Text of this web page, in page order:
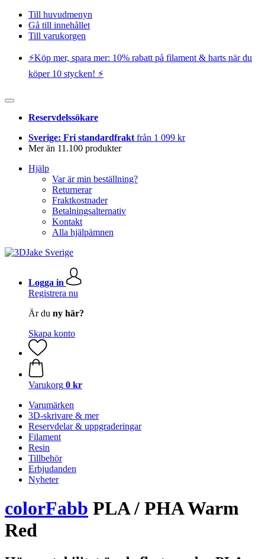
Till huvudmenyn
Gå till innehållet
Till varukorgen
⚡️Köp mer, spara mer: 10% rabatt på filament & harts när du
köper 10 stycken! ⚡️
Reservdelssökare
Sverige: Fri standardfrakt från 1 099 kr
Mer än 11.100 produkter
Hjälp
Var är min beställning?
Returnerar
Fraktkostnader
Betalningsalternativ
Kontakt
Alla hjälpämnen
Logga in
Registrera nu
Är du ny här?
Skapa konto
Varukorg 0 kr
Varumärken
3D-skrivare & mer
Reservdelar & uppgraderingar
Filament
Resin
Tillbehör
Erbjudanden
Nyheter
colorFabb PLA / PHA Warm
Red